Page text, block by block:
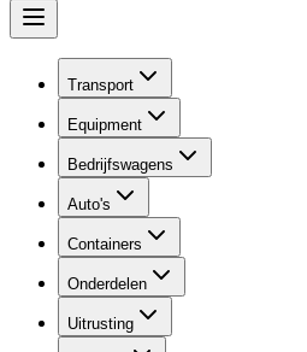
Transport
Equipment
Bedrijfswagens
Auto's
Containers
Onderdelen
Uitrusting